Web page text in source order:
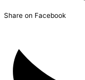
Share on Facebook